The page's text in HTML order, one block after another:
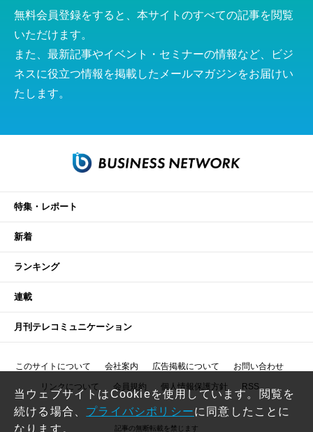
無料会員登録をすると、本サイトのすべての記事を閲覧
いただけます。
また、最新記事やイベント・セミナーの情報など、ビジ
ネスに役立つ情報を掲載したメールマガジンをお届けい
たします。
特集・レポート
新着
ランキング
連載
月刊テレコミュニケーション
このサイトについて 会社案内 広告掲載について お問い合わせ
リンクについて 会員規約 個人情報保護方針 RSS
記事の無断転載を禁じます
当ウェブサイトはCookieを使用しています。閲覧を
続ける場合、 プライバシポリシーに同意したことに
なります。